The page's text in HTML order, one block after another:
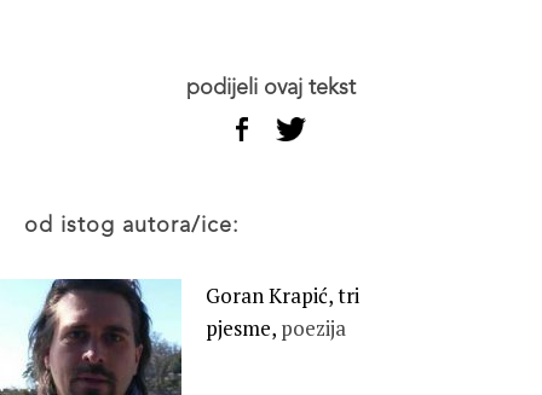
podijeli ovaj tekst
od istog autora/ice:
Goran Krapić, tri
pjesme, poezija